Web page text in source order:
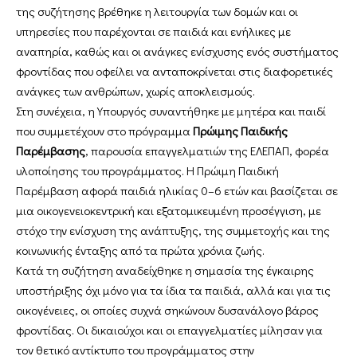
της συζήτησης βρέθηκε η λειτουργία των δομών και οι
υπηρεσίες που παρέχονται σε παιδιά και ενήλικες με
αναπηρία, καθώς και οι ανάγκες ενίσχυσης ενός συστήματος
φροντίδας που οφείλει να ανταποκρίνεται στις διαφορετικές
ανάγκες των ανθρώπων, χωρίς αποκλεισμούς.
Στη συνέχεια, η Υπουργός συναντήθηκε με μητέρα και παιδί
που συμμετέχουν στο πρόγραμμα Πρώιμης Παιδικής
Παρέμβασης, παρουσία επαγγελματιών της ΕΛΕΠΑΠ, φορέα
υλοποίησης του προγράμματος. Η Πρώιμη Παιδική
Παρέμβαση αφορά παιδιά ηλικίας 0–6 ετών και βασίζεται σε
μια οικογενειοκεντρική και εξατομικευμένη προσέγγιση, με
στόχο την ενίσχυση της ανάπτυξης, της συμμετοχής και της
κοινωνικής ένταξης από τα πρώτα χρόνια ζωής.
Κατά τη συζήτηση αναδείχθηκε η σημασία της έγκαιρης
υποστήριξης όχι μόνο για τα ίδια τα παιδιά, αλλά και για τις
οικογένειες, οι οποίες συχνά σηκώνουν δυσανάλογο βάρος
φροντίδας. Οι δικαιούχοι και οι επαγγελματίες μίλησαν για
τον θετικό αντίκτυπο του προγράμματος στην